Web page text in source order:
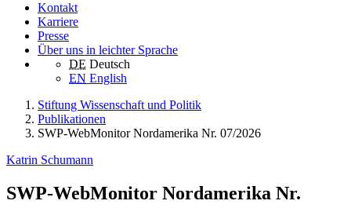
Kontakt
Karriere
Presse
Über uns in leichter Sprache
DE Deutsch
EN English
Stiftung Wissenschaft und Politik
Publikationen
SWP-WebMonitor Nordamerika Nr. 07/2026
Katrin Schumann
SWP-WebMonitor Nordamerika Nr.